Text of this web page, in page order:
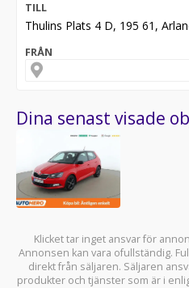
TILL
Thulins Plats 4 D, 195 61,
FRÅN
Dina senast visade
Klicket tar inget ansvar för
Annonsen kan vara ofullständig.
direkt från säljaren. Säljaren
produkter och tjänster som är i